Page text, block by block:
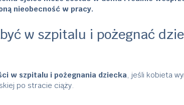
nieobecność w pracy.
w szpitalu i pożegnać
w szpitalu i pożegnania dziecka, jeśli kobieta
po stracie ciąży.